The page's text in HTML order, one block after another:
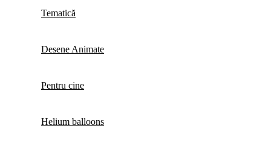
Tematică
Desene Animate
Pentru cine
Helium balloons